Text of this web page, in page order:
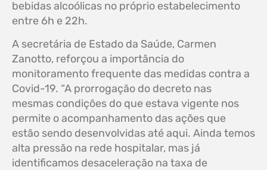
bebidas alcoólicas no próprio estabelecimento
entre 6h e 22h.
A secretária de Estado da Saúde, Carmen
Zanotto, reforçou a importância do
monitoramento frequente das medidas contra a
Covid-19. “A prorrogação do decreto nas
mesmas condições do que estava vigente nos
permite o acompanhamento das ações que
estão sendo desenvolvidas até aqui. Ainda temos
alta pressão na rede hospitalar, mas já
identificamos desaceleração na taxa de